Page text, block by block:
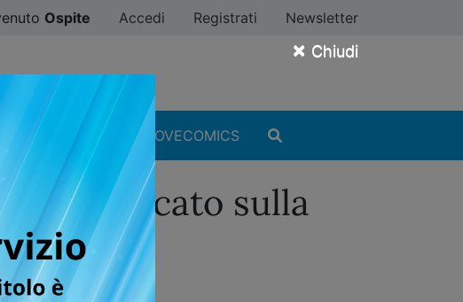
× Chiudi
Ospite Accedi Registrati Newsletter
#ILOVEMANGA #ILOVECOMICS
pubblicato sulla